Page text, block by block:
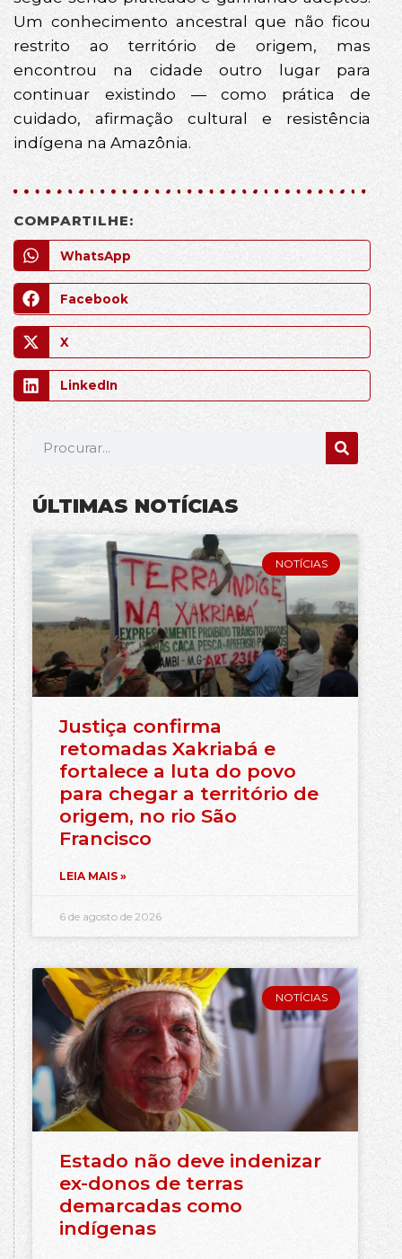
Um conhecimento ancestral que não ficou
restrito ao território de origem, mas
encontrou na cidade outro lugar para
continuar existindo — como prática de
cuidado, afirmação cultural e resistência
indígena na Amazônia.
COMPARTILHE:
WhatsApp
Facebook
X
LinkedIn
ÚLTIMAS NOTÍCIAS
NOTÍCIAS
Justiça confirma
retomadas Xakriabá e
fortalece a luta do povo
para chegar a território de
origem, no rio São
Francisco
LEIA MAIS »
6 de agosto de 2026
NOTÍCIAS
Estado não deve indenizar
ex-donos de terras
demarcadas como
indígenas